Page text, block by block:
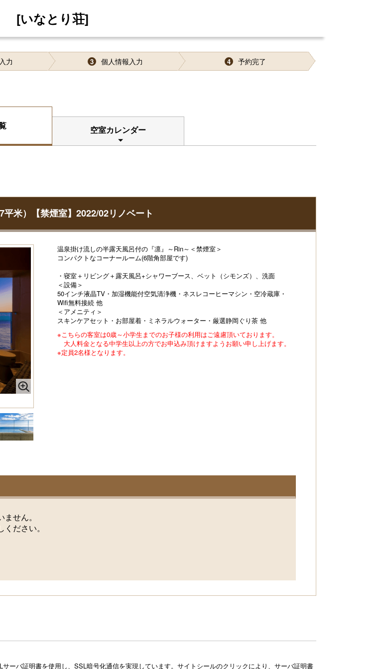
[いなとり荘]
力 3 個人情報入力 4 予約完了
空室カレンダー
米）【禁煙室】2022/02リノベート
温泉掛け流しの半露天風呂付の『凛』～Rin～＜禁煙室＞
コンパクトなコーナールーム(6階角部屋です)
・寝室＋リビング＋露天風呂+シャワーブース、ベット（シモンズ）、洗面
＜設備＞
50インチ液晶TV・加湿機能付空気清浄機・ネスレコーヒーマシン・空冷蔵庫・
Wifi無料接続 他
＜アメニティ＞
スキンケアセット・お部屋着・ミネラルウォーター・厳選静岡ぐり茶 他
※こちらの客室は0歳～小学生までのお子様の利用はご遠慮頂いております。
大人料金となる中学生以上の方でお申込み頂けますようお願い申し上げます。
※定員2名様となります。
せん。
ださい。
ーバ証明書を使用し、SSL暗号化通信を実現しています。サイトシールのクリックにより、サーバ証明書